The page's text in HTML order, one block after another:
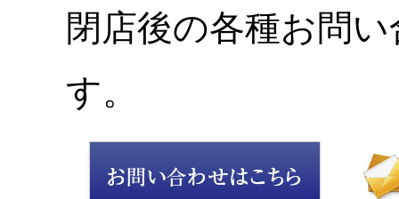
閉店後の各種お問
す。